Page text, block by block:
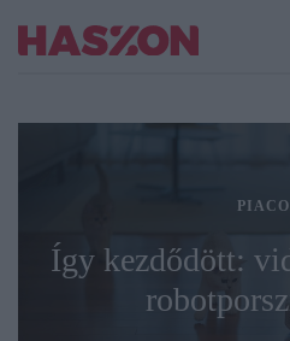
Így kezdődött: